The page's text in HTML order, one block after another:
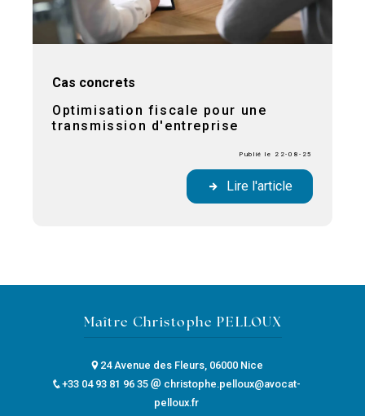
Cas concrets
Optimisation fiscale pour une
transmission d'entreprise
Publié le 22-08-25
Lire l'article
Maître Christophe PELLOUX
24 Avenue des Fleurs, 06000 Nice
+33 04 93 81 96 35
christophe.pelloux@avocat-
pelloux.fr